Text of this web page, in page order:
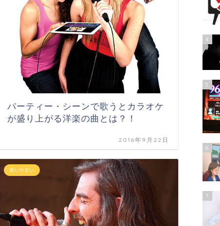
パーティー・シーンで歌うとカラオケ
が盛り上がる洋楽の曲とは？！
2016年9月22日
歌いやすい
4
5
6
7